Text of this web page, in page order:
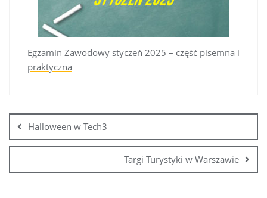
Egzamin Zawodowy styczeń 2025 – część pisemna i
praktyczna
Halloween w Tech3
Targi Turystyki w Warszawie